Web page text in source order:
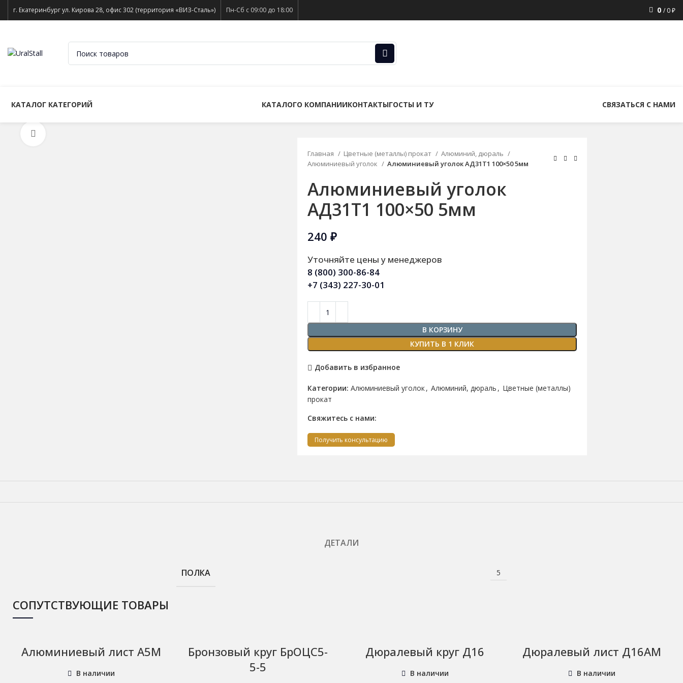
г. Екатеринбург ул. Кирова 28, офис 302 (территория «ВИЗ-Сталь») Пн-Сб с 09:00 до 18:00 0 / 0₽
КАТАЛОГ КАТЕГОРИЙ КАТАЛОГО КОМПАНИИКОНТАКТЫГОСТЫ И ТУ СВЯЗАТЬСЯ С НАМИ
Главная Цветные (металлы) прокат
Алюминий, дюраль
Алюминиевый уголок
Алюминиевый уголок АД31Т1 100×50 5мм
Алюминиевый уголок
АД31Т1 100×50 5мм
240 ₽
Уточняйте цены у менеджеров
8 (800) 300-86-84
+7 (343) 227-30-01
В КОРЗИНУ
КУПИТЬ В 1 КЛИК
Добавить в избранное
Категории: Алюминиевый уголок, Алюминий, дюраль , Цветные (металлы)
прокат
Свяжитесь с нами:
Получить консультацию
ДЕТАЛИ
ПОЛКА 5
СОПУТСТВУЮЩИЕ ТОВАРЫ
Алюминиевый лист А5М
В наличии
Бронзовый круг БрОЦС5-
5-5
Дюралевый круг Д16
В наличии
Дюралевый лист Д16АМ
В наличии